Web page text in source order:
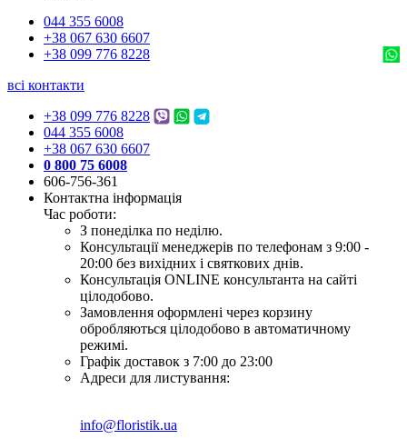
044 355 6008
+38 067 630 6607
+38 099 776 8228
всі контакти
+38 099 776 8228
044 355 6008
+38 067 630 6607
0 800 75 6008
606-756-361
Контактна інформація
Час роботи:
З понеділка по неділю.
Консультації менеджерів по телефонам з 9:00 -
20:00 без вихідних і святкових днів.
Консультація ONLINE консультанта на сайті
цілодобово.
Замовлення оформлені через корзину
обробляються цілодобово в автоматичному
режимі.
Графік доставок з 7:00 до 23:00
Адреси для листування:
info@floristik.ua